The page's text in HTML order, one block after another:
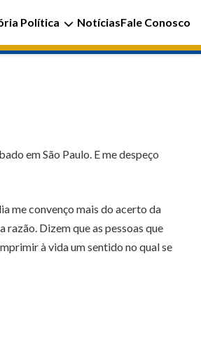
Política NotíciasFale Conosco
em São Paulo. E me despeço
me convenço mais do acerto da
razão. Dizem que as pessoas que
à vida um sentido no qual se